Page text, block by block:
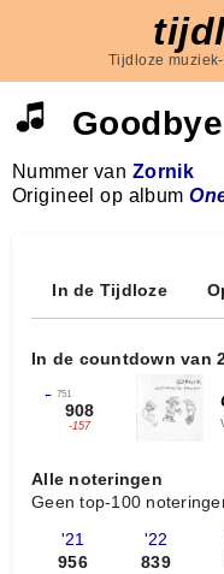
Tijdloze
Goodbye
Nummer van Zornik
Origineel op album
In de Tijdloze
In de countdown van
← 751
908
-157
Alle noteringen
Geen top-100
'21
956
'22
839